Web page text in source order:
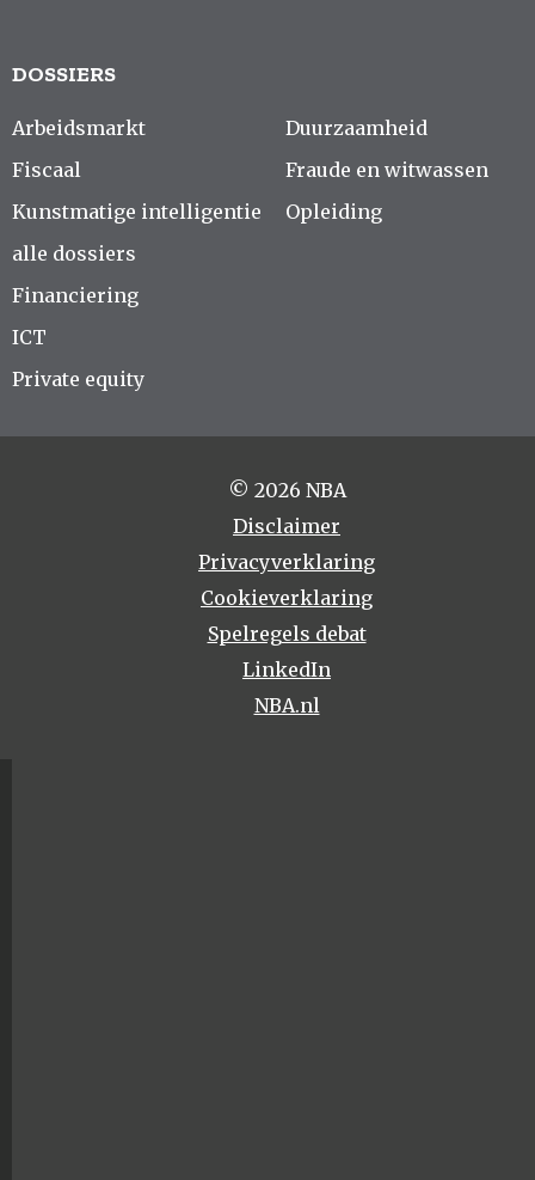
DOSSIERS
Arbeidsmarkt
Fiscaal
Kunstmatige intelligentie
alle dossiers
Duurzaamheid
Fraude en witwassen
Opleiding
Financiering
ICT
Private equity
© 2026 NBA
Disclaimer
Privacyverklaring
Cookieverklaring
Spelregels debat
LinkedIn
NBA.nl